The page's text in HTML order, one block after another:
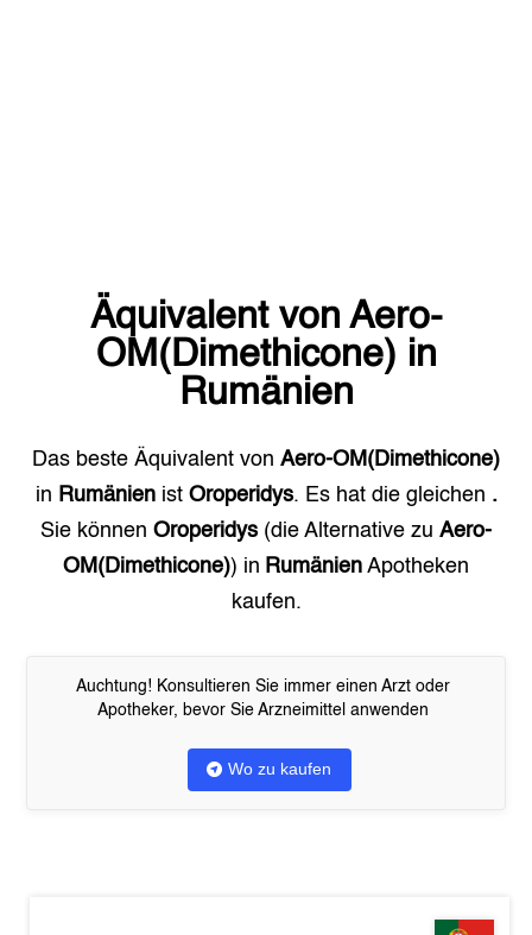
Äquivalent von Aero-
OM(Dimethicone) in
Rumänien
Das beste Äquivalent von Aero-OM(Dimethicone)
in Rumänienist Oroperidys. Es hat die gleichen .
Sie können Oroperidys (die Alternative zu Aero-
OM(Dimethicone)) in Rumänien Apotheken
kaufen.
Auchtung! Konsultieren Sie immer einen Arzt oder
Apotheker, bevor Sie Arzneimittel anwenden
Wo zu kaufen